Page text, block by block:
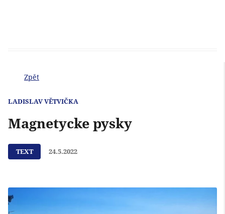
Zpět
LADISLAV VĚTVIČKA
Magnetycke pysky
TEXT 24.5.2022